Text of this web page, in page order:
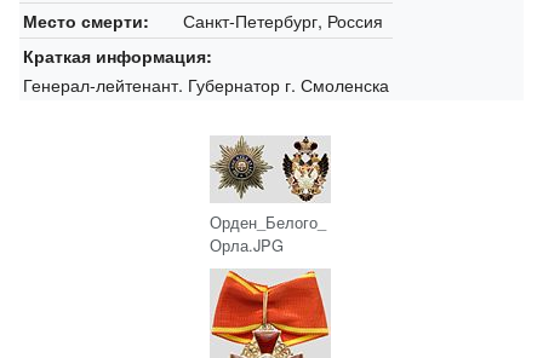
Место смерти: Санкт-Петербург, Россия
Краткая информация:
Генерал-лейтенант. Губернатор г. Смоленска
Орден_Белого_
Орла.JPG